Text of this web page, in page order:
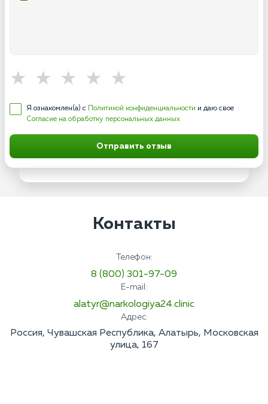
Я ознакомлен(а) с Политикой конфиденциальности и даю свое
Согласие на обработку персональных данных
Отправить отзыв
Контакты
Телефон:
8 (800) 301-97-09
E-mail:
alatyr@narkologiya24.clinic
Адрес:
Россия, Чувашская Республика, Алатырь, Московская
улица, 167